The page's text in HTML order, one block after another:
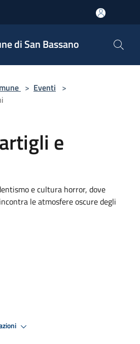
di San Bassano
> Eventi >
e
e cultura horror, dove
le atmosfere oscure degli